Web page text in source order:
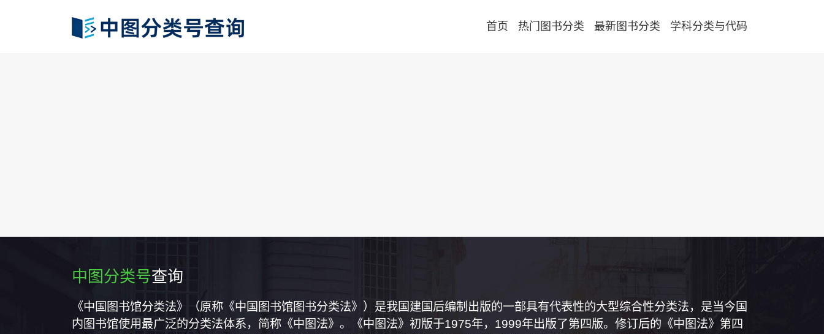
首页 热门图书分类 最新图书分类 学科分类与代码
中图分类号查询
《中国图书馆分类法》（原称《中国图书馆图书分类法》）是我国建国后编制出版的一部具有代表性的大型综合性分类法，是当今国
内图书馆使用最广泛的分类法体系，简称《中图法》。《中图法》初版于1975年，1999年出版了第四版。修订后的《中图法》第四